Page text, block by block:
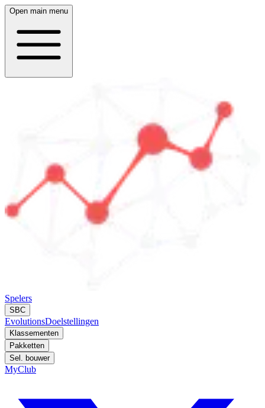
Open main menu
Spelers
SBC
EvolutionsDoelstellingen
Klassementen
Pakketten
Sel. bouwer
MyClub